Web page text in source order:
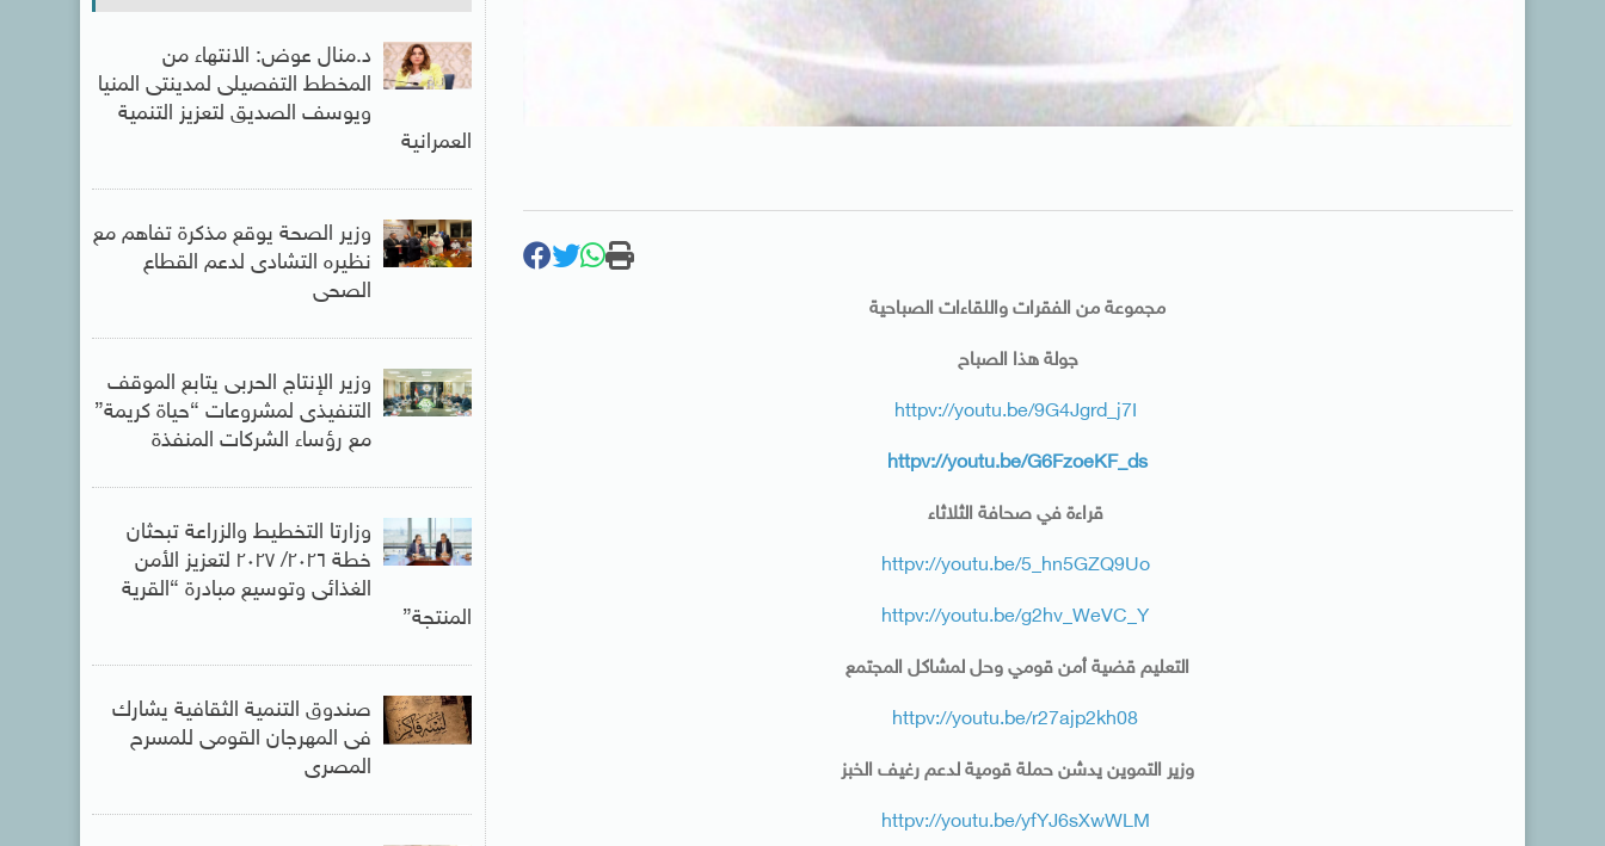
مجموعة من الفقرات واللقاءات الصباحية
جولة هذا الصباح
httpv://youtu.be/9G4Jgrd_j7I
httpv://youtu.be/G6FzoeKF_ds
قراءة في صحافة الثلاثاء
httpv://youtu.be/5_hn5GZQ9Uo
httpv://youtu.be/g2hv_WeVC_Y
التعليم قضية أمن قومي وحل لمشاكل المجتمع
httpv://youtu.be/r27ajp2kh08
وزير التموين يدشن حملة قومية لدعم رغيف الخبز
httpv://youtu.be/yfYJ6sXwWLM
د.منال عوض: الانتهاء من
المخطط التفصيلى لمدينتى المنيا
ويوسف الصديق لتعزيز التنمية
العمرانية
وزير الصحة يوقع مذكرة تفاهم مع
نظيره التشادى لدعم القطاع
الصحى
وزير الإنتاج الحربى يتابع الموقف
التنفيذى لمشروعات “حياة كريمة”
مع رؤساء الشركات المنفذة
وزارتا التخطيط والزراعة تبحثان
خطة ٢٠٢٦/ ٢٠٢٧ لتعزيز الأمن
الغذائى وتوسيع مبادرة “القرية
المنتجة”
صندوق التنمية الثقافية يشارك
فى المهرجان القومى للمسرح
المصرى